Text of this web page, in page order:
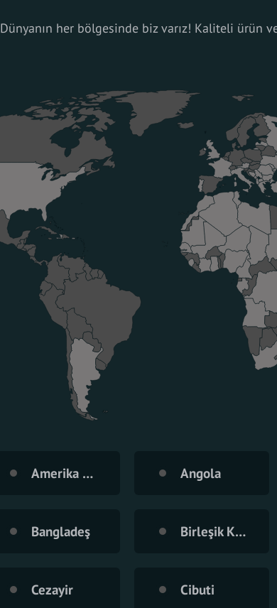
Dünyanın her bölgesinde biz varız! Kaliteli ürün
Amerika Birleşik Devletleri Angola
Bangladeş Birleşik Krallık
Cezayir Cibuti